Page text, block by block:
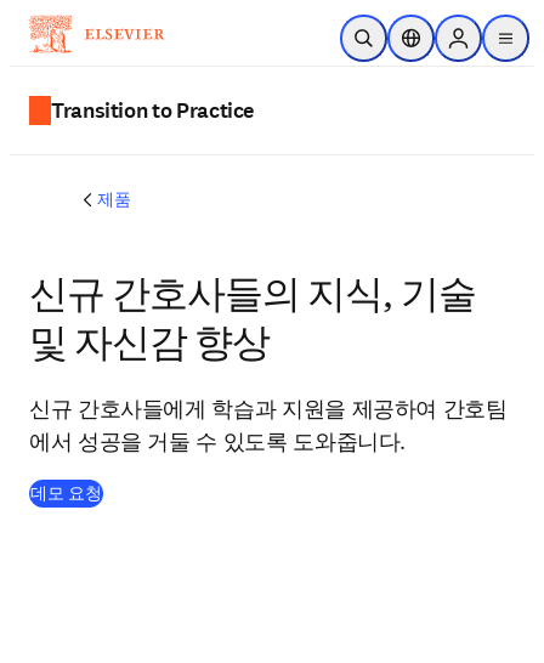
주요 콘텐츠로 건너뛰기
검색 열기위치 선택기Sign in to
menu
Transition to Practice
제품
신규 간호사들의 지식, 기술
및 자신감 향상
신규 간호사들에게 학습과 지원을 제공하여 간호팀
에서 성공을 거둘 수 있도록 도와줍니다.
데모 요청